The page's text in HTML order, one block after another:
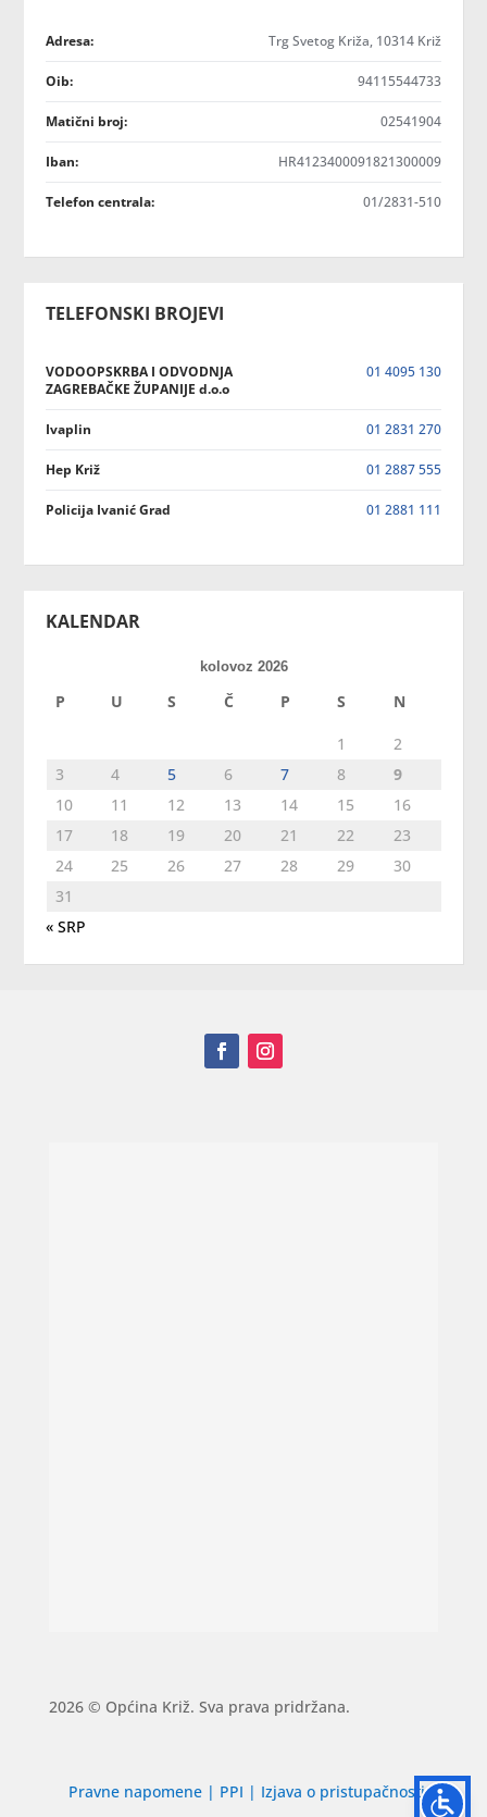
Adresa: Trg Svetog Križa, 10314 Križ
Oib: 94115544733
Matični broj: 02541904
Iban: HR4123400091821300009
Telefon centrala: 01/2831-510
TELEFONSKI BROJEVI
VODOOPSKRBA I ODVODNJA
ZAGREBAČKE ŽUPANIJE d.o.o
01 4095 130
Ivaplin 01 2831 270
Hep Križ 01 2887 555
Policija Ivanić Grad 01 2881 111
KALENDAR
kolovoz 2026
P U S Č P S N
1
2
3
4 5 6 7 8
9
10
11 12 13 14 15
16
17
18 19 20 21 22
23
24
25 26 27 28 29
30
31
« SRP
2026 © Općina Križ. Sva prava pridržana.
Pravne napomene | PPI | Izjava o pristupačnosti|